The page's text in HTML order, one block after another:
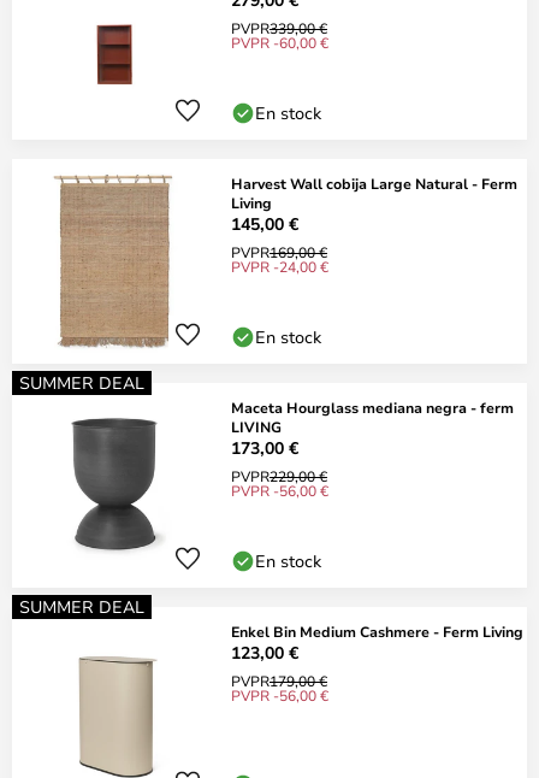
PVPR339,00 €
PVPR -60,00 €
En stock
Harvest Wall cobija Large Natural - Ferm
Living
145,00 €
PVPR169,00 €
PVPR -24,00 €
En stock
SUMMER DEAL
Maceta Hourglass mediana negra - ferm
LIVING
173,00 €
PVPR229,00 €
PVPR -56,00 €
En stock
SUMMER DEAL
Enkel Bin Medium Cashmere - Ferm Living
123,00 €
PVPR179,00 €
PVPR -56,00 €